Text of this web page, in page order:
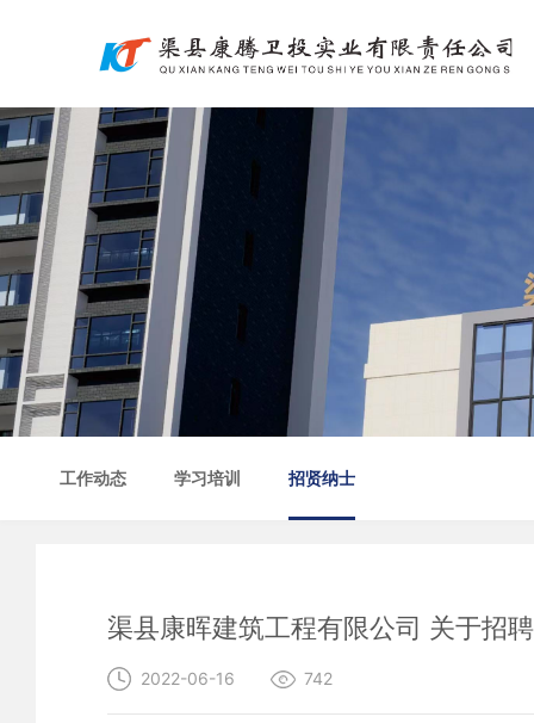
工作动态 学习培训 招贤纳士
渠县康晖建筑工程有限公司 关于招
2022-06-16 742